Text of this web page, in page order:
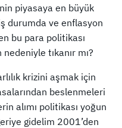
piyasaya en büyük
durumda ve enflasyon
bu para politikası
tıkanır mı?
krizini aşmak için
beslenmeleri
alımı politikası yoğun
gidelim 2001’den